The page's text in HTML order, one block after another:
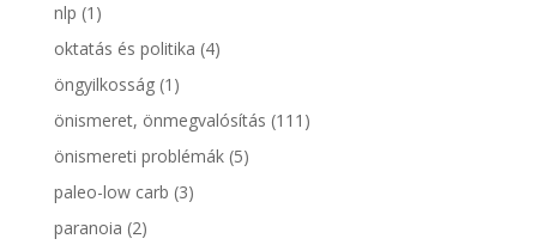
nlp (1)
oktatás és politika (4)
öngyilkosság(1)
önismeret, önmegvalósítás (111)
önismereti problémák(5)
paleo-low carb (3)
paranoia (2)